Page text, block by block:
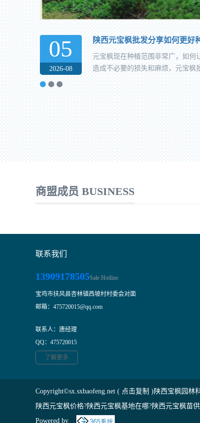
05
2026-08
陕西元宝枫批发分享如何更好
元宝枫现在种植范围非常广，如何
造成不必要的损失和麻烦，元宝枫
1 2 3
商盟成员 BUSINESS
联系我们
13909178505Sale Hotline
宝鸡市扶风县杏林镇西坡村村委会对面
邮箱：475720015@qq.com
联系人：唐经理
QQ：475720015
了解更多
Copyright©sx.sxbaofeng.net ( 点击复制 )陕西宝枫园林
陕西元宝枫价格?陕西元宝枫基地在哪?陕西元宝枫苗
Powered by